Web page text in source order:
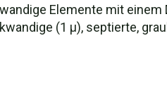
Elemente mit
(1 µ), septierte,